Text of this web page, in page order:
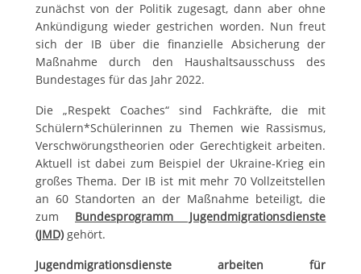
zunächst von der Politik zugesagt, dann aber ohne
Ankündigung wieder gestrichen worden. Nun freut
sich der IB über die finanzielle Absicherung der
Maßnahme durch den Haushaltsausschuss des
Bundestages für das Jahr 2022.
Die „Respekt Coaches“ sind Fachkräfte, die mit
Schülern*Schülerinnen zu Themen wie Rassismus,
Verschwörungstheorien oder Gerechtigkeit arbeiten.
Aktuell ist dabei zum Beispiel der Ukraine-Krieg ein
großes Thema. Der IB ist mit mehr 70 Vollzeitstellen
an 60 Standorten an der Maßnahme beteiligt, die
zum Bundesprogramm Jugendmigrationsdienste
(JMD)gehört.
Jugendmigrationsdienste arbeiten für